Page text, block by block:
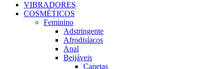
VIBRADORES
COSMÉTICOS
Feminino
Adstringente
Afrodisíacos
Anal
Beijáveis
Canetas